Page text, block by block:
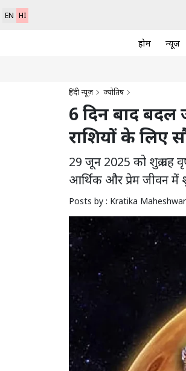
EN HI
होम न्यूज़
हिंदी न्यूज़ ज्योतिष
6 दिन बाद बदल
राशियों के लिए
29 जून 2025 को शुक्र
आर्थिक और प्रेम जीवन में
Posts by : Kratika